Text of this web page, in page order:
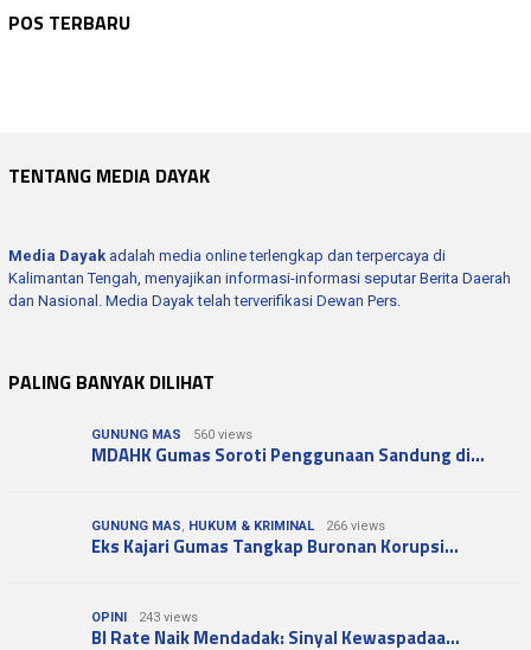
POS TERBARU
Hari Jadi ke-24 Barito Timur, Sekda Kalt…
Beri Dukungan Penuh pada Kontingen Jamna…
BARITO UTARA
58 Anggota Pramuka Siap Harumkan Nama Da…
BARITO UTARA
NASIONAL Agustus 9, 2026
TENTANG MEDIA DAYAK
Media Dayak adalah media online terlengkap dan terpercaya di
Kalimantan Tengah, menyajikan informasi-informasi seputar Berita Daerah
dan Nasional. Media Dayak telah terverifikasi Dewan Pers.
PALING BANYAK DILIHAT
GUNUNG MAS 560 views
MDAHK Gumas Soroti Penggunaan Sandung di…
GUNUNG MAS, HUKUM & KRIMINAL 266 views
Eks Kajari Gumas Tangkap Buronan Korupsi…
OPINI 243 views
BI Rate Naik Mendadak: Sinyal Kewaspadaa…